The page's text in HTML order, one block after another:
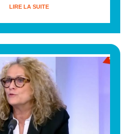
LIRE LA SUITE